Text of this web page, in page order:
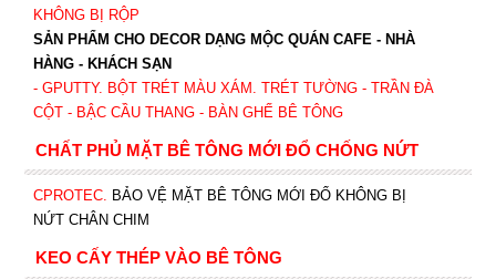
KHÔNG BỊ RỘP
SẢN PHẨM CHO DECOR DẠNG MỘC QUÁN CAFE - NHÀ
HÀNG - KHÁCH SẠN
- GPUTTY. BỘT TRÉT MÀU XÁM. TRÉT TƯỜNG - TRẦN ĐÀ
CỘT - BẬC CẦU THANG - BÀN GHẾ BÊ TÔNG
CHẤT PHỦ MẶT BÊ TÔNG MỚI ĐỔ CHỐNG NỨT
CPROTEC.
BẢO VỆ MẶT BÊ TÔNG MỚI ĐỔ KHÔNG BỊ
NỨT CHÂN CHIM
KEO CẤY THÉP VÀO BÊ TÔNG